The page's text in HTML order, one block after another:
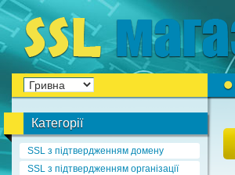
Категорії
SSL з підтвердженням домену
SSL з підтвердженням організації